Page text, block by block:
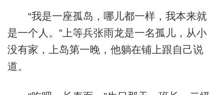
“我是一座孤岛，哪儿都一样，我本来就
是一个人。”上等兵张雨龙是一名孤儿，从小
没有家，上岛第一晚，他躺在铺上跟自己说
道。